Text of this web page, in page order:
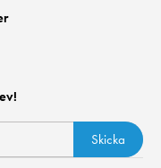
Skicka